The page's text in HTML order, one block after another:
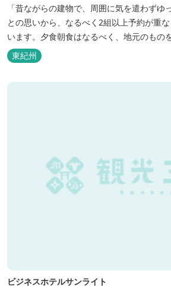
「昔ながらの建物で、周囲に気を遣わずゆ
との思いから、なるべく2組以上予約が重
います。夕食朝食はなるべく、地元のもの
泊の方には日替わりでご用意します。」オ
た場合は、ごめんなさい。
東紀州
ビジネスホテルサンライト